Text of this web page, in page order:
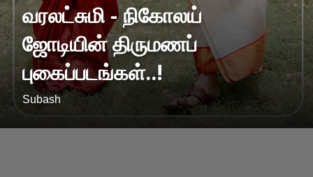
வரலட்சுமி - நிகோலய்
ஜோடியின் திருமணப்
புகைப்படங்கள்..!
Subash